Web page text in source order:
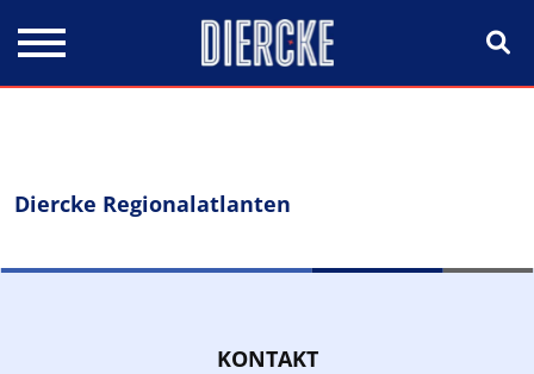
Diercke Regionalatlanten
KONTAKT